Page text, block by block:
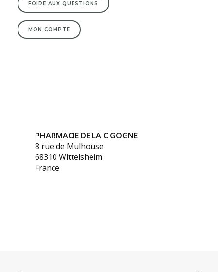
FOIRE AUX QUESTIONS
MON COMPTE
PHARMACIE DE LA CIGOGNE
8 rue de Mulhouse
68310 Wittelsheim
France